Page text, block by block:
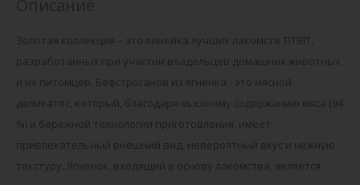
Золотая коллекция – это линейка лучших лакомств TITBIT,
разработанных при участии владельцев домашних животных
и их питомцев. Бефстроганов из ягненка - это мясной
деликатес, который, благодаря высокому содержанию мяса (94
%) и бережной технологии приготовления, имеет
привлекательный внешний вид, невероятный вкус и нежную
текстуру. Ягненок, входящий в основу лакомства, является